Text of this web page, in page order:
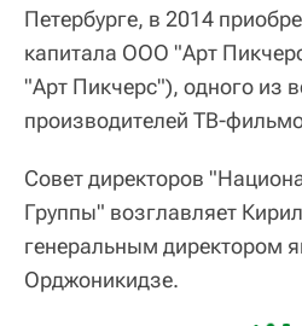
Петербурге, в 2014
капитала ООО "Арт
"Арт Пикчерс"), одного из
производителей ТВ-
Совет директоров
Группы" возглавляет
генеральным директором
Орджоникидзе.